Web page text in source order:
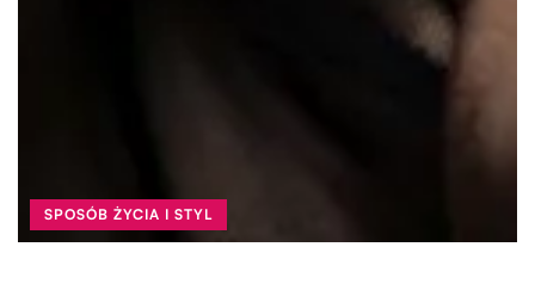
SPOSÓB ŻYCIA I STYL